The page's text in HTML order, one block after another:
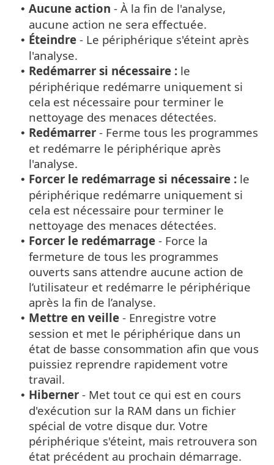
• Aucune action - À la fin de l'analyse,
aucune action ne sera effectuée.
• Éteindre - Le périphérique s'éteint après
l'analyse.
• Redémarrer si nécessaire : le
périphérique redémarre uniquement si
cela est nécessaire pour terminer le
nettoyage des menaces détectées.
• Redémarrer - Ferme tous les programmes
et redémarre le périphérique après
l'analyse.
• Forcer le redémarrage si nécessaire : le
périphérique redémarre uniquement si
cela est nécessaire pour terminer le
nettoyage des menaces détectées.
• Forcer le redémarrage - Force la
fermeture de tous les programmes
ouverts sans attendre aucune action de
l’utilisateur et redémarre le périphérique
après la fin de l’analyse.
• Mettre en veille - Enregistre votre
session et met le périphérique dans un
état de basse consommation afin que vous
puissiez reprendre rapidement votre
travail.
• Hiberner - Met tout ce qui est en cours
d'exécution sur la RAM dans un fichier
spécial de votre disque dur. Votre
périphérique s'éteint, mais retrouvera son
état précédent au prochain démarrage.